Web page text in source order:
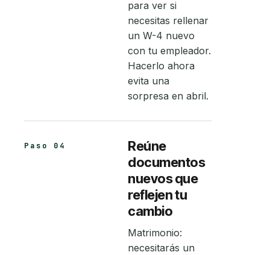
para ver si
necesitas rellenar
un W-4 nuevo
con tu empleador.
Hacerlo ahora
evita una
sorpresa en abril.
Paso 04
Reúne
documentos
nuevos que
reflejen tu
cambio
Matrimonio:
necesitarás un